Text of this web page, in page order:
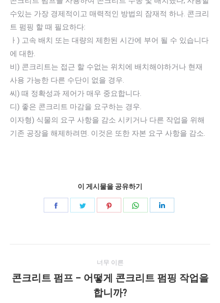
수있는 가장 경제적이고 매력적인 방법의 잠재적 하나. 콘크리
트 펌핑 할 때 필요하다:
ㅏ) 고속 배치 또는 대량의 제한된 시간에 부어 될 수 있습니다
에 대한.
비) 콘크리트는 접근 할 수없는 위치에 배치해야하거나 현재
사용 가능한 다른 수단이 없을 ​​경우.
씨) 때 정확성과 제어가 매우 중요합니다.
디) 좋은 콘크리트 마감을 요구하는 경우.
이자형) 식물의 요구 사항을 감소 시키거나 다른 작업을 위해
기존 공장을 해제하려면. 이것은 또한 자본 요구 사항을 감소.
이 게시물을 공유하기
북
다
센
터
인
시
너무 이른
이
전
콘크리트 펌프 – 어떻게 콘크리트 펌핑 작업을
합니까?